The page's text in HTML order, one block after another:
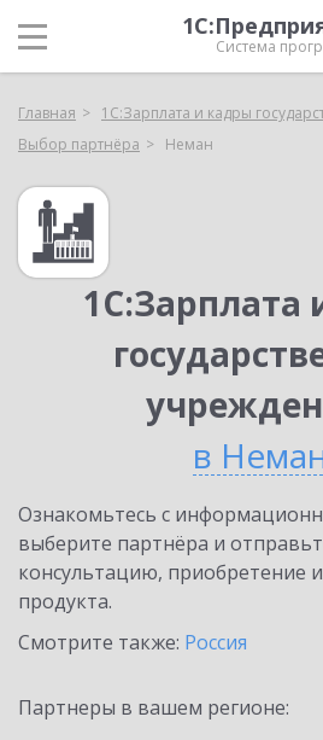
Система
Главная
1С:Зарплата и кадры
Выбор партнёра
Неман
1С:Зарплата
в
Ознакомьтесь с
выберите партнёра и
консультацию, приобретение
продукта.
Смотрите также: Россия
Партнеры в вашем регионе: